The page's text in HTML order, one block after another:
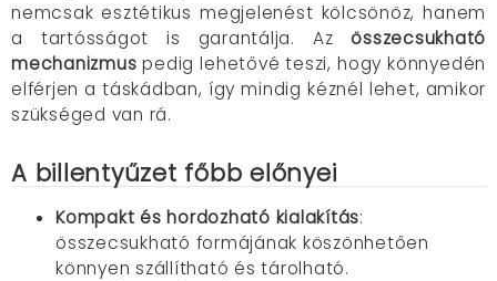
nemcsak esztétikus megjelenést kölcsönöz, hanem
a tartósságot is garantálja. Az összecsukható
mechanizmus pedig lehetővé teszi, hogy könnyedén
elférjen a táskádban, így mindig kéznél lehet, amikor
szükséged van rá.
A billentyűzet főbb előnyei
Kompakt és hordozható kialakítás:
összecsukható formájának köszönhetően
könnyen szállítható és tárolható.